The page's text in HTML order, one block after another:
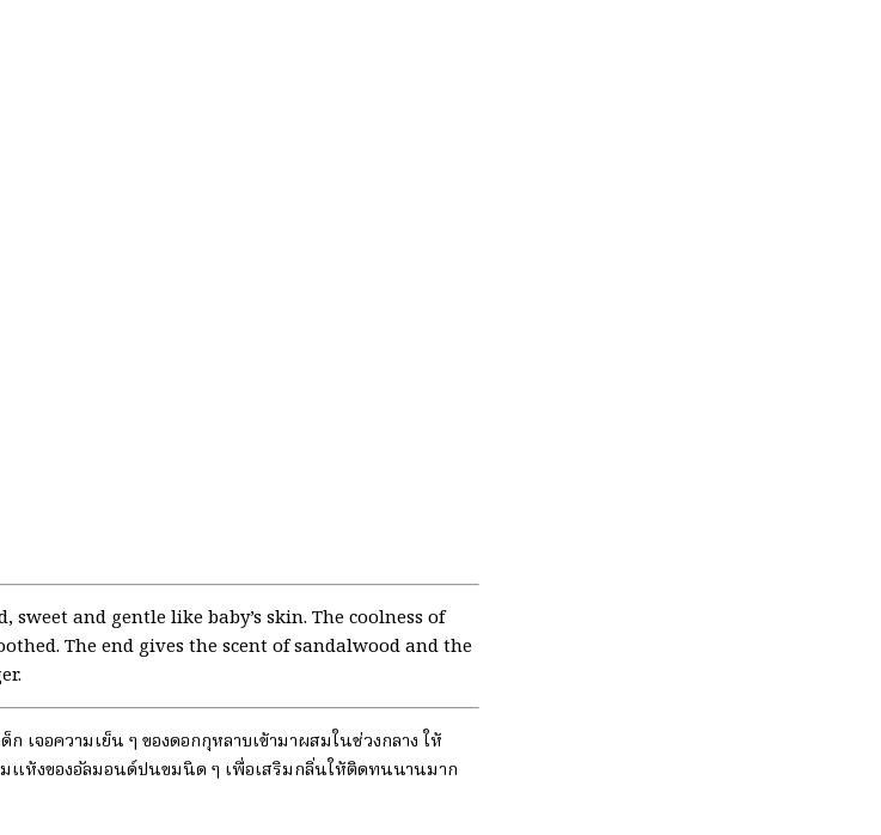
and gentle like baby’s skin. The coolness of
The end gives the scent of sandalwood and the
จอความเย็น ๆ ของดอกกุหลาบเข้ามาผสมในช่วงกลาง ให้
แห้งของอัลมอนด์ปนขมนิด ๆ เพื่อเสริมกลิ่นให้ติดทนนานมาก